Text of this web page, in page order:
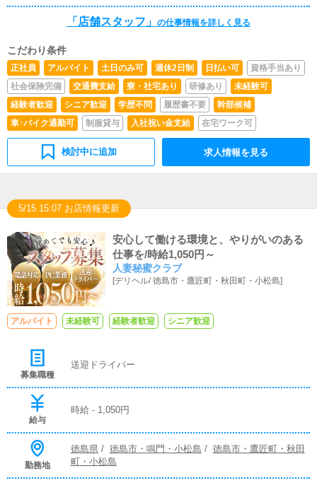
「店舗スタッフ」 の仕事情報を詳しく見る
こだわり条件
正社員 アルバイト 土日のみ可 週休2日制 日払い可
資格手当あり
社会保険完備
交通費支給 寮・社宅あり 研修あり
未経験可
経験者歓迎
シニア歓迎 学歴不問 履歴書不要
幹部候補
車･バイク通勤可
制服貸与 入社祝い金支給 在宅ワーク可
検討中に追加 求人情報を見る
5/15 15:07 お店情報更新
安心して働ける環境と、やりがいのある
仕事を/時給1,050円～
人妻秘蜜クラブ
[デリヘル/徳島市・鷹匠町・秋田町・小松島]
アルバイト 未経験可 経験者歓迎 シニア歓迎
募集職種
送迎ドライバー
給与
時給 - 1,050円
勤務地
徳島県 / 徳島市・鳴門・小松島 / 徳島市・鷹匠町・秋田
町・小松島